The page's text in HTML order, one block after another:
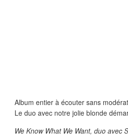
Album entier à écouter sans
Le duo avec notre jolie blonde
We Know What We Want, duo avec